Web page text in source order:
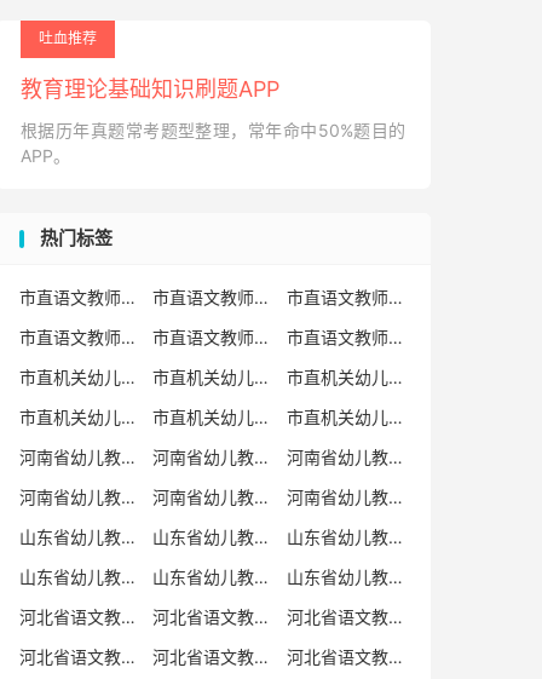
吐血推荐
教育理论基础知识刷题APP
根据历年真题常考题型整理，常年命中50%题目的
APP。
热门标签
市直语文教师招聘 市直语文教师招聘考试真题
市直语文教师招聘考试真题卷
市直语文教师编制考试真题
市直语文教师编制考试真题卷
市直语文教师考试
市直机关幼儿教师招聘
市直机关幼儿教师考试
市直机关幼儿教师招聘考试真题
市直机关幼儿教师招聘考试真题卷
市直机关幼儿教师编制考试真题卷
市直机关幼儿教师编制考试真题
河南省幼儿教师招聘
河南省幼儿教师考试
河南省幼儿教师招聘考试真题
河南省幼儿教师招聘考试真题卷
河南省幼儿教师编制考试真题
河南省幼儿教师编制考试真题卷
山东省幼儿教师招聘
山东省幼儿教师考试
山东省幼儿教师招聘考试真题
山东省幼儿教师招聘考试真题卷
山东省幼儿教师编制考试真题
山东省幼儿教师编制考试真题卷
河北省语文教师招聘
河北省语文教师招聘考试真题
河北省语文教师招聘考试真题卷
河北省语文教师编制考试真题
河北省语文教师编制考试真题卷 河北省语文教师考试